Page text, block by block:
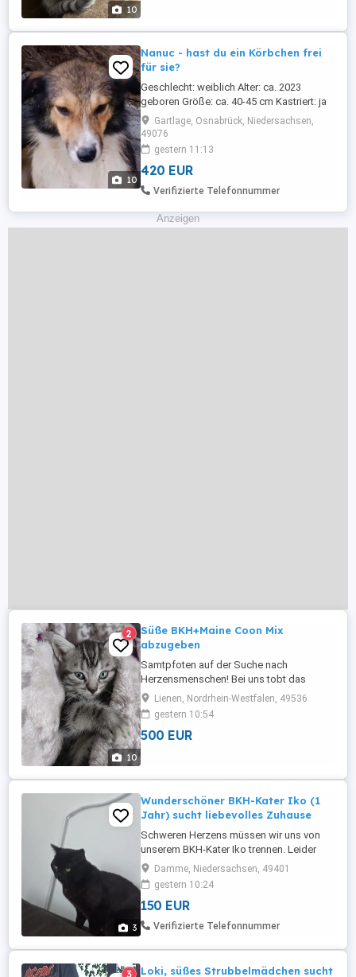
10
10
Nanuc - hast du ein Körbchen frei
für sie?
Geschlecht: weiblich Alter: ca. 2023
geboren Größe: ca. 40-45 cm Kastriert: ja
Nanuc kleine Überlebenskämpferin sucht
ihr Glück... Als man Nanuc in Rumänien
fand, war sie ganz allein verlassen,
erschöpft und mit gebrochenem Herzen.
Ihre Welpen hatte sie liebevoll beschützt,
doch als die Tierschützerin ...
Gartlage, Osnabrück, Niedersachsen,
49076
gestern 11:13
420 EUR
Verifizierte Telefonnummer
Anzeigen
10
2
Süße BKH+Maine Coon Mix
abzugeben
Samtpfoten auf der Suche nach
Herzensmenschen! Bei uns tobt das
süßeste Katzenglück! Unsere
wunderschönen Britisch Kurzhaar (BKH) +
Maine Coon Mix Kätzchen wachsen
behütet mitten in der Familie auf und
ausziehen. Was du über die ...
Lienen, Nordrhein-Westfalen, 49536
gestern 10:54
500 EUR
3
Wunderschöner BKH-Kater Iko (1
Jahr) sucht liebevolles Zuhause
Schweren Herzens müssen wir uns von
unserem BKH-Kater Iko trennen. Leider
versteht er sich absolut nicht mit unserer
anderen Katze. Da wir möchten, dass er
ein stressfreies und glückliches Leben
führt, suchen wir für ihn einen neuen,
liebevollen Platz, an dem er im Mittelpunkt
Damme, Niedersachsen, 49401
gestern 10:24
150 EUR
Verifizierte Telefonnummer
3
Loki, süßes Strubbelmädchen sucht